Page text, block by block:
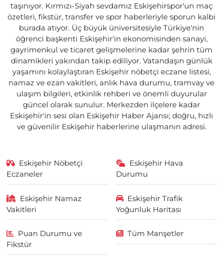
taşınıyor. Kırmızı-Siyah sevdamız Eskişehirspor'un maç
özetleri, fikstür, transfer ve spor haberleriyle sporun kalbi
burada atıyor. Üç büyük üniversitesiyle Türkiye'nin
öğrenci başkenti Eskişehir'in ekonomisinden sanayi,
gayrimenkul ve ticaret gelişmelerine kadar şehrin tüm
dinamikleri yakından takip ediliyor. Vatandaşın günlük
yaşamını kolaylaştıran Eskişehir nöbetçi eczane listesi,
namaz ve ezan vakitleri, anlık hava durumu, tramvay ve
ulaşım bilgileri, etkinlik rehberi ve önemli duyurular
güncel olarak sunulur. Merkezden ilçelere kadar
Eskişehir'in sesi olan Eskişehir Haber Ajansı; doğru, hızlı
ve güvenilir Eskişehir haberlerine ulaşmanın adresi.
Eskişehir Nöbetçi
Eczaneler
Eskişehir Hava
Durumu
Eskişehir Namaz
Vakitleri
Eskişehir Trafik
Yoğunluk Haritası
Puan Durumu ve
Fikstür
Tüm Manşetler